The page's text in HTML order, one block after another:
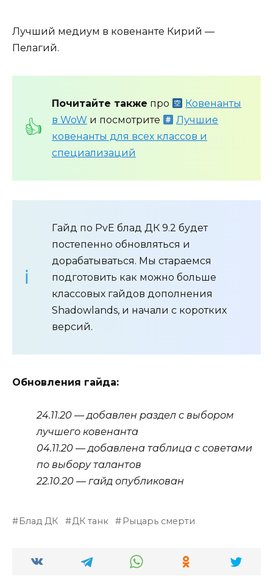
Лучший медиум в ковенанте Кирий —
Пелагий.
Почитайте также про
Ковенанты
в WoW и посмотрите
Лучшие
ковенанты для всех классов и
специализаций
Гайд по PvE блад ДК 9.2 будет
постепенно обновляться и
дорабатываться. Мы стараемся
подготовить как можно больше
классовых гайдов дополнения
Shadowlands, и начали с коротких
версий.
Обновления гайда:
24.11.20 — добавлен раздел с выбором
лучшего ковенанта
04.11.20 — добавлена таблица с советами
по выбору талантов
22.10.20 — гайд опубликован
Блад ДК ДК танк Рыцарь смерти